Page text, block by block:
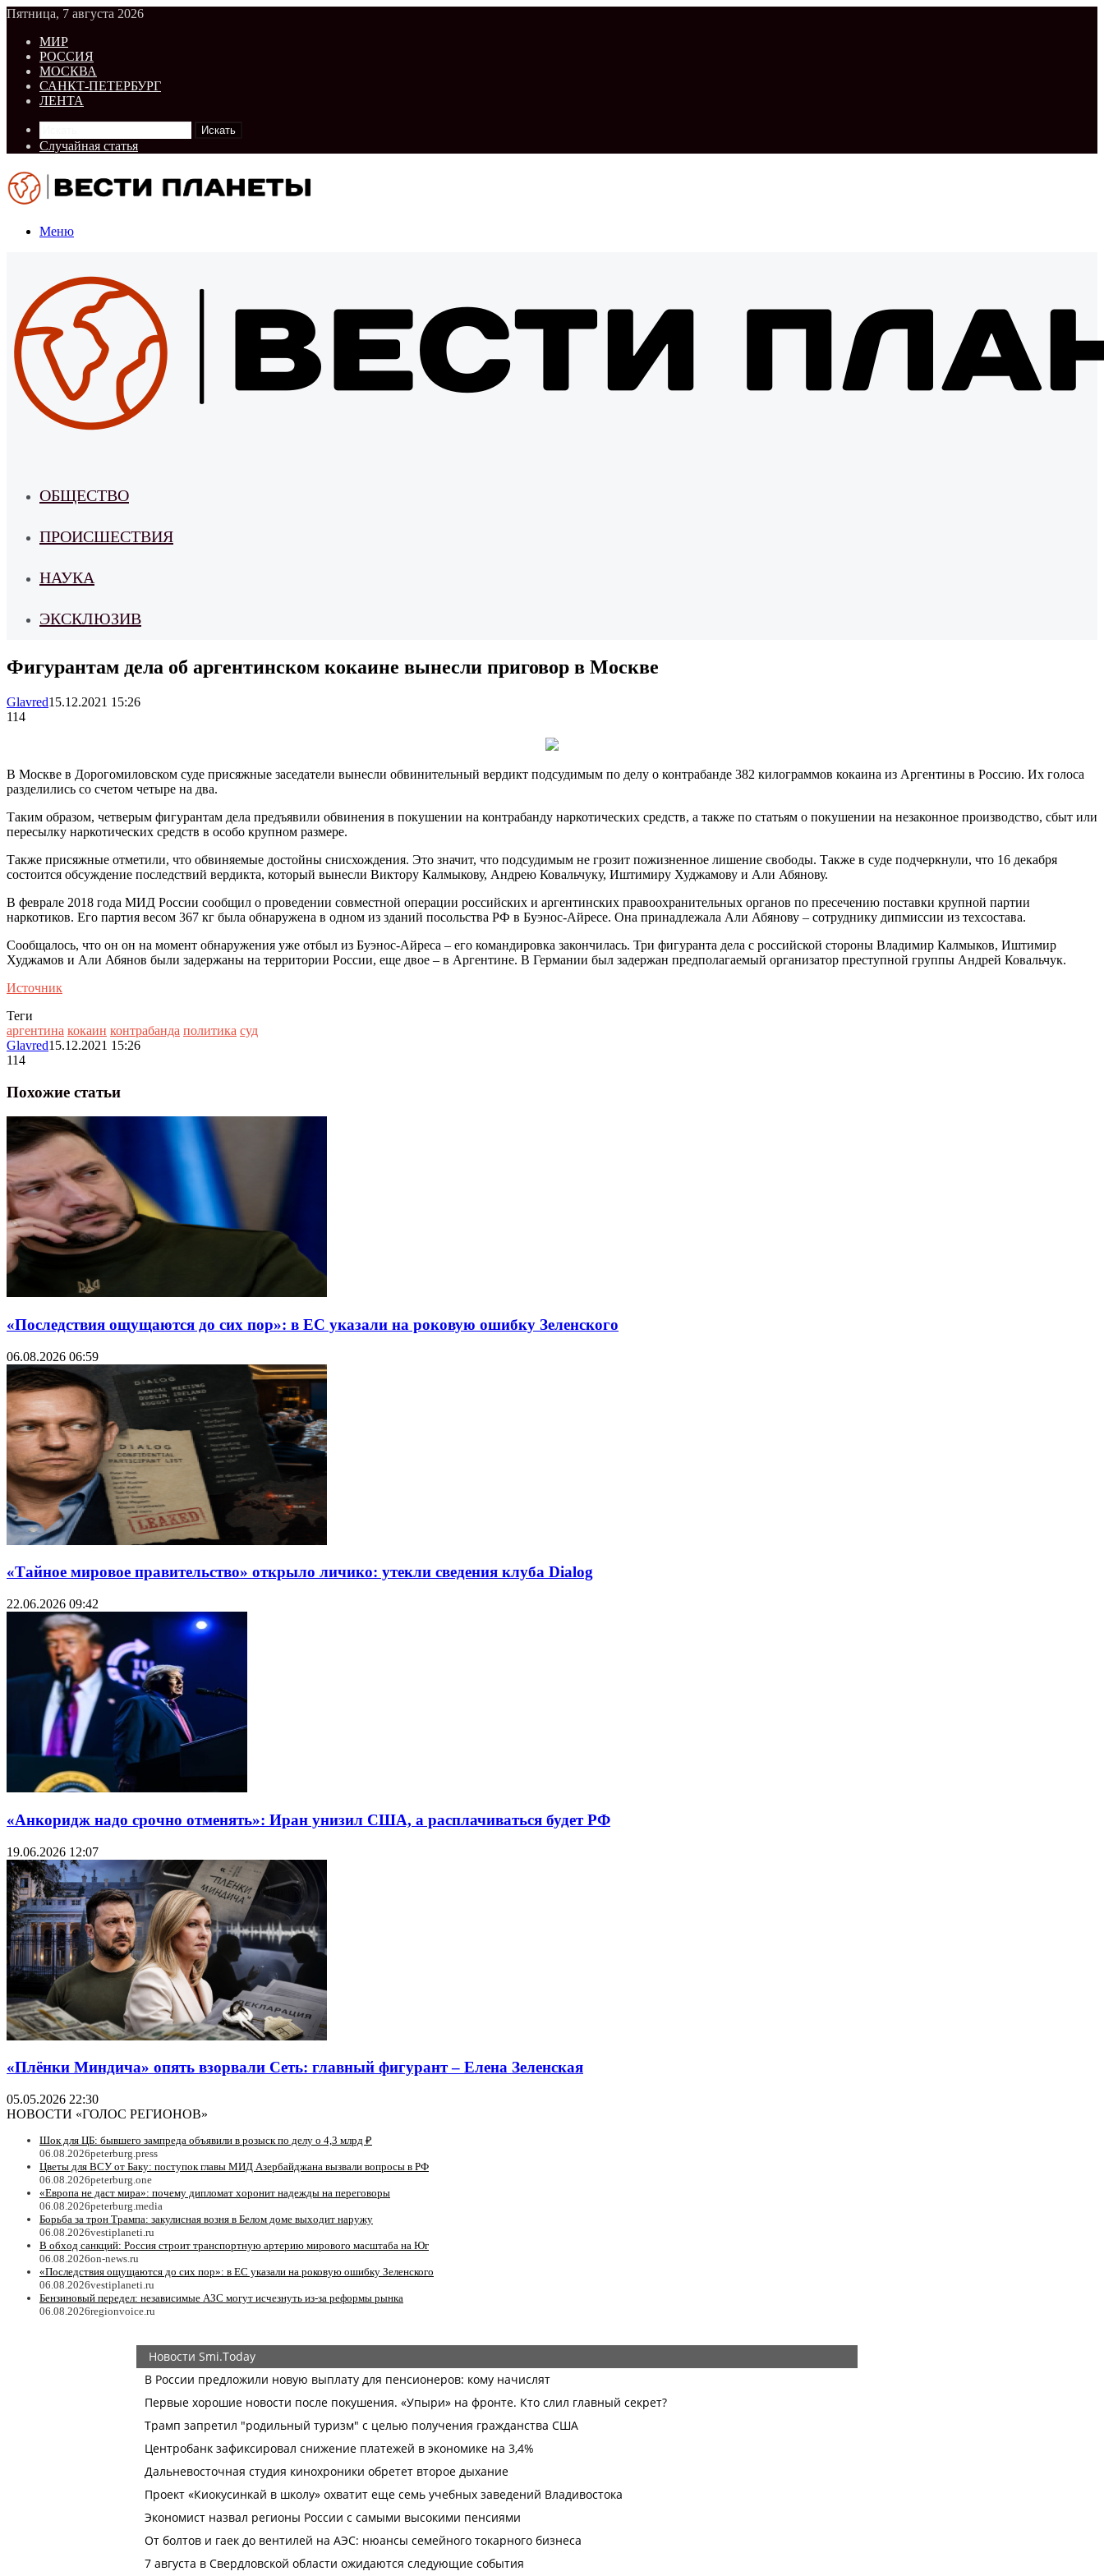
Пятница, 7 августа 2026
МИР
РОССИЯ
МОСКВА
САНКТ-ПЕТЕРБУРГ
ЛЕНТА
Искать
Случайная статья
Меню
ОБЩЕСТВО
ПРОИСШЕСТВИЯ
НАУКА
ЭКСКЛЮЗИВ
Фигурантам дела об аргентинском кокаине вынесли приговор в Москве
Glavred15.12.2021 15:26
114
В Москве в Дорогомиловском суде присяжные заседатели вынесли обвинительный вердикт подсудимым по делу о контрабанде 382 килограммов кокаина из Аргентины в Россию. Их голоса
разделились со счетом четыре на два.
Таким образом, четверым фигурантам дела предъявили обвинения в покушении на контрабанду наркотических средств, а также по статьям о покушении на незаконное производство, сбыт или
пересылку наркотических средств в особо крупном размере.
Также присяжные отметили, что обвиняемые достойны снисхождения. Это значит, что подсудимым не грозит пожизненное лишение свободы. Также в суде подчеркнули, что 16 декабря
состоится обсуждение последствий вердикта, который вынесли Виктору Калмыкову, Андрею Ковальчуку, Иштимиру Худжамову и Али Абянову.
В феврале 2018 года МИД России сообщил о проведении совместной операции российских и аргентинских правоохранительных органов по пресечению поставки крупной партии
наркотиков. Его партия весом 367 кг была обнаружена в одном из зданий посольства РФ в Буэнос-Айресе. Она принадлежала Али Абянову – сотруднику дипмиссии из техсостава.
Сообщалось, что он он на момент обнаружения уже отбыл из Буэнос-Айреса – его командировка закончилась. Три фигуранта дела с российской стороны Владимир Калмыков, Иштимир
Худжамов и Али Абянов были задержаны на территории России, еще двое – в Аргентине. В Германии был задержан предполагаемый организатор преступной группы Андрей Ковальчук.
Источник
Теги
аргентина кокаин контрабанда политика суд
Glavred15.12.2021 15:26
114
Похожие статьи
«Последствия ощущаются до сих пор»: в ЕС указали на роковую ошибку Зеленского
06.08.2026 06:59
«Тайное мировое правительство» открыло личико: утекли сведения клуба Dialog
22.06.2026 09:42
«Анкоридж надо срочно отменять»: Иран унизил США, а расплачиваться будет РФ
19.06.2026 12:07
«Плёнки Миндича» опять взорвали Сеть: главный фигурант – Елена Зеленская
05.05.2026 22:30
НОВОСТИ «ГОЛОС РЕГИОНОВ»
Шок для ЦБ: бывшего зампреда объявили в розыск по делу о 4,3 млрд ₽
06.08.2026peterburg.press
Цветы для ВСУ от Баку: поступок главы МИД Азербайджана вызвали вопросы в РФ
06.08.2026peterburg.one
«Европа не даст мира»: почему дипломат хоронит надежды на переговоры
06.08.2026peterburg.media
Борьба за трон Трампа: закулисная возня в Белом доме выходит наружу
06.08.2026vestiplaneti.ru
В обход санкций: Россия строит транспортную артерию мирового масштаба на Юг
06.08.2026on-news.ru
«Последствия ощущаются до сих пор»: в ЕС указали на роковую ошибку Зеленского
06.08.2026vestiplaneti.ru
Бензиновый передел: независимые АЗС могут исчезнуть из-за реформы рынка
06.08.2026regionvoice.ru